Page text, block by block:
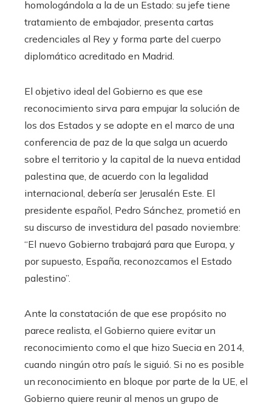
homologándola a la de un Estado: su jefe tiene
tratamiento de embajador, presenta cartas
credenciales al Rey y forma parte del cuerpo
diplomático acreditado en Madrid.
El objetivo ideal del Gobierno es que ese
reconocimiento sirva para empujar la solución de
los dos Estados y se adopte en el marco de una
conferencia de paz de la que salga un acuerdo
sobre el territorio y la capital de la nueva entidad
palestina que, de acuerdo con la legalidad
internacional, debería ser Jerusalén Este. El
presidente español, Pedro Sánchez, prometió en
su discurso de investidura del pasado noviembre:
“El nuevo Gobierno trabajará para que Europa, y
por supuesto, España, reconozcamos el Estado
palestino”.
Ante la constatación de que ese propósito no
parece realista, el Gobierno quiere evitar un
reconocimiento como el que hizo Suecia en 2014,
cuando ningún otro país le siguió. Si no es posible
un reconocimiento en bloque por parte de la UE, el
Gobierno quiere reunir al menos un grupo de